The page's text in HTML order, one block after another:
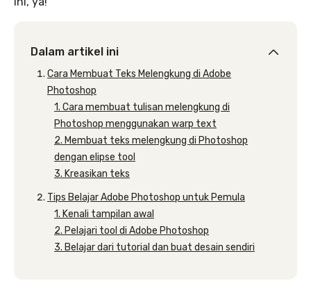
Dalam artikel ini
Cara Membuat Teks Melengkung di Adobe
Photoshop
1. Cara membuat tulisan melengkung di
Photoshop menggunakan warp text
2. Membuat teks melengkung di Photoshop
dengan elipse tool
3. Kreasikan teks
Tips Belajar Adobe Photoshop untuk Pemula
1. Kenali tampilan awal
2. Pelajari tool di Adobe Photoshop
3. Belajar dari tutorial dan buat desain sendiri